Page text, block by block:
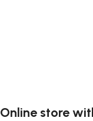
Online store